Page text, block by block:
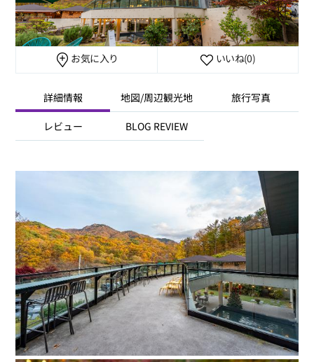
お気に入り いいね(0)
詳細情報 地図/周辺観光地 旅行写真
レビュー BLOG REVIEW